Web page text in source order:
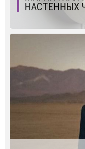
НАСТЕННЫХ